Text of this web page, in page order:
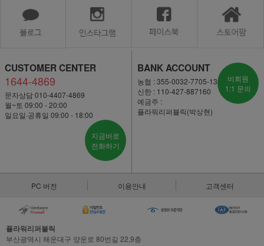
CUSTOMER CENTER
1644-4869
문자상담 010-4407-4869
월~토 09:00 - 20:00
일요일·공휴일 09:00 - 18:00
지금바로
전화하기
BANK ACCOUNT
농협 : 355-0032-7705-13
신한 : 110-427-887160
예금주 :
플라워리퍼블릭(박상현)
비회원
1:1 문의
PC 버전 이용안내 고객센터
플라워리퍼블릭
부산광역시 해운대구 양운로 80번길 22,9층